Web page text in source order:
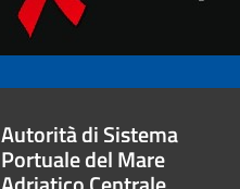
Autorità di Sistema
Portuale del Mare